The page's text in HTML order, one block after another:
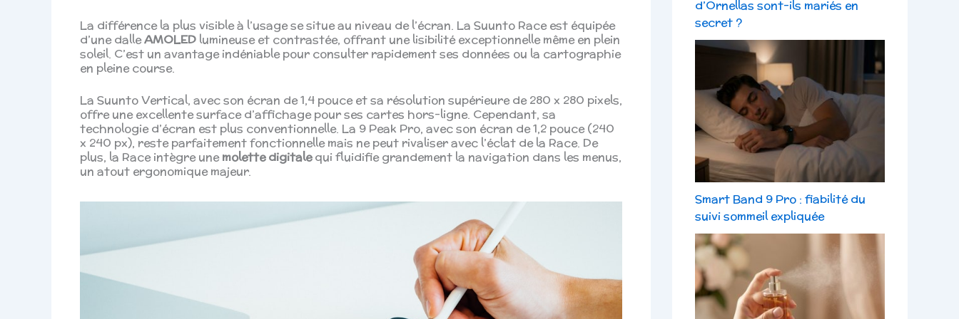
La différence la plus visible à l’usage se situe au niveau de l’écran. La Suunto Race est équipée
d’une dalleAMOLED lumineuse et contrastée, offrant une lisibilité exceptionnelle même en plein
soleil. C’est un avantage indéniable pour consulter rapidement ses données ou la cartographie
en pleine course.
La Suunto Vertical, avec son écran de 1,4 pouce et sa résolution supérieure de 280 x 280 pixels,
offre une excellente surface d’affichage pour ses cartes hors-ligne. Cependant, sa
technologie d’écran est plus conventionnelle. La 9 Peak Pro, avec son écran de 1,2 pouce (240
x 240 px), reste parfaitement fonctionnelle mais ne peut rivaliser avec l’éclat de la Race. De
plus, la Race intègre unemolette digitalequi fluidifie grandement la navigation dans les menus,
un atout ergonomique majeur.
d’Ornellas sont-ils mariés en
secret ?
Smart Band 9 Pro : fiabilité du
suivi sommeil expliquée